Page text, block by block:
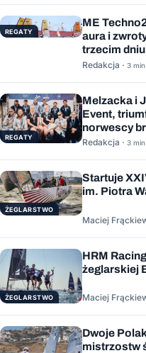
REGATY
ME
aura i
trzecim
Redakcja · 3
REGATY
Melzacka i
Event,
norwescy
Redakcja · 3
ŻEGLARSTWO
Startuje
im. Piotra
Maciej
ŻEGLARSTWO
HRM
żeglarskiej
Maciej
Dwoje
mistrzostw